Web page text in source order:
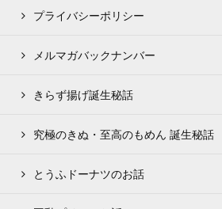
プライバシーポリシー
メルマガバックナンバー
きらず揚げ誕生秘話
究極のきぬ・至高のもめん 誕生秘話
とうふドーナツのお話